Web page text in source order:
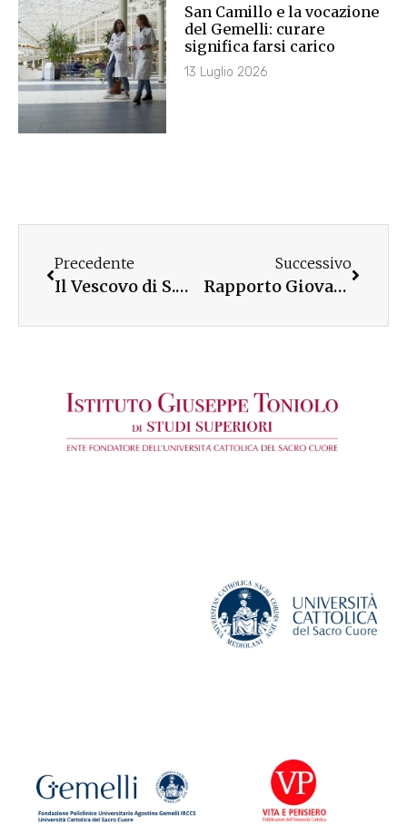
San Camillo e la vocazione
del Gemelli: curare
significa farsi carico
13 Luglio 2026
Precedente
Il Vescovo di S.Marino-Montefeltro incontra studenti, laureati e amici UC
Successivo
Rapporto Giovani 2017: a Cremona i dati del nuovo volume